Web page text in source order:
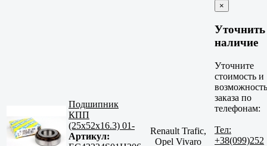
Подшипник
КПП
(25x52x16.3) 01-
Артикул:
Renault Trafic,
Opel Vivaro
×
Уточнить
наличие
Уточните
стоимость и
возможность
заказа по
телефонам:
Тел:
+38(099)252